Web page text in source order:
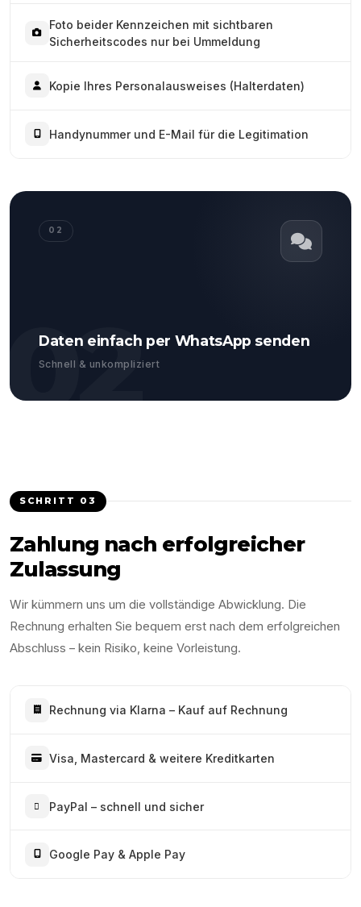
Foto beider Kennzeichen mit sichtbaren
Sicherheitscodes nur bei Ummeldung
Kopie Ihres Personalausweises (Halterdaten)
Handynummer und E-Mail für die Legitimation
02
02
Daten einfach per WhatsApp senden
Schnell & unkompliziert
SCHRITT 03
Zahlung nach erfolgreicher
Zulassung
Wir kümmern uns um die vollständige Abwicklung. Die
Rechnung erhalten Sie bequem erst nach dem erfolgreichen
Abschluss – kein Risiko, keine Vorleistung.
Rechnung via Klarna – Kauf auf Rechnung
Visa, Mastercard & weitere Kreditkarten
PayPal – schnell und sicher
Google Pay & Apple Pay